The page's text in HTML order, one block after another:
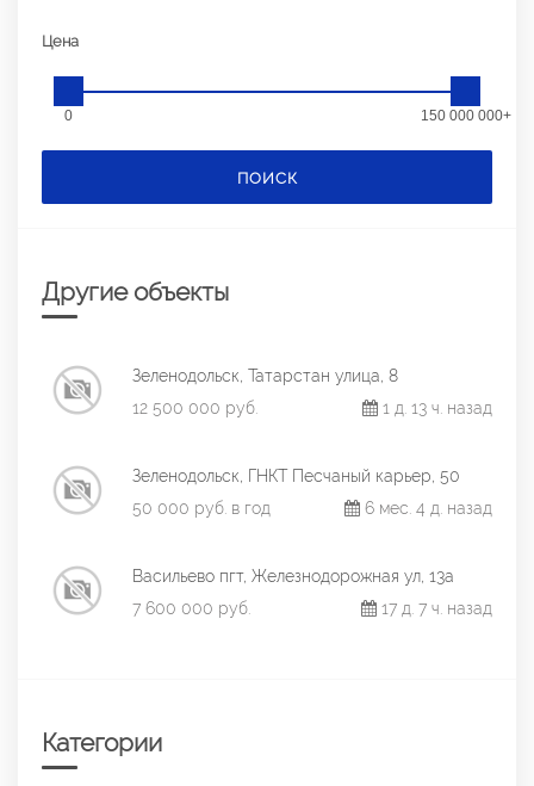
Цена
0 150 000 000+
ПОИСК
Другие объекты
Зеленодольск, Татарстан улица, 8
12 500 000 руб.
1 д. 13 ч. назад
Зеленодольск, ГНКТ Песчаный карьер, 50
50 000 руб. в год
6 мес. 4 д. назад
Васильево пгт, Железнодорожная ул, 13а
7 600 000 руб.
17 д. 7 ч. назад
Категории